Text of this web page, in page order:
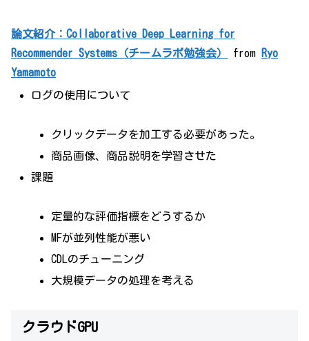
論文紹介：Collaborative Deep Learning for
Recommender Systems（チームラボ勉強会）
from
Ryo
Yamamoto
ログの使用について
クリックデータを加工する必要があった。
商品画像、商品説明を学習させた
課題
定量的な評価指標をどうするか
MFが並列性能が悪い
CDLのチューニング
大規模データの処理を考える
クラウドGPU